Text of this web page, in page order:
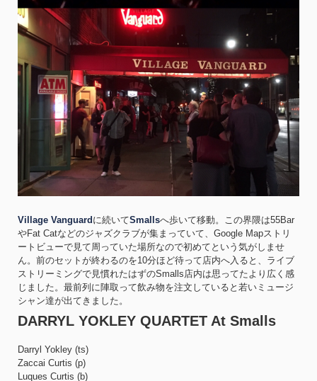
Village Vanguardに続いてSmallsへ歩いて移動。この界隈は55Bar
やFat Catなどのジャズクラブが集まっていて、Google Mapストリ
ートビューで見て周っていた場所なので初めてという気がしませ
ん。前のセットが終わるのを10分ほど待って店内へ入ると、ライブ
ストリーミングで見慣れたはずのSmalls店内は思ってたより広く感
じました。最前列に陣取って飲み物を注文していると若いミュージ
シャン達が出てきました。
DARRYL YOKLEY QUARTET At Smalls
Darryl Yokley (ts)
Zaccai Curtis (p)
Luques Curtis (b)